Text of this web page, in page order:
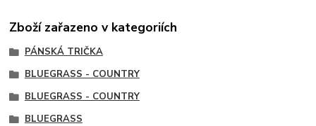
Zboží zařazeno v kategoriích
PÁNSKÁ TRIČKA
BLUEGRASS - COUNTRY
BLUEGRASS - COUNTRY
BLUEGRASS